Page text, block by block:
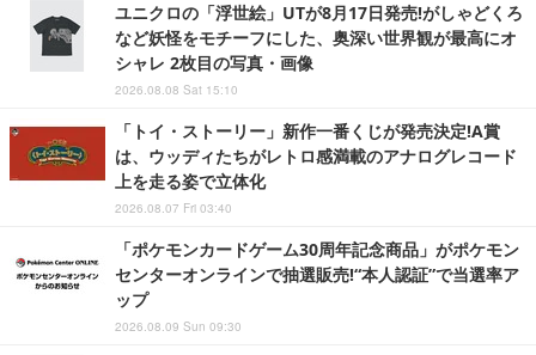
ユニクロの「浮世絵」UTが8月17日発売!がしゃどくろ
など妖怪をモチーフにした、奥深い世界観が最高にオ
シャレ 2枚目の写真・画像
2026.08.08 Sat 15:10
「トイ・ストーリー」新作一番くじが発売決定!A賞
は、ウッディたちがレトロ感満載のアナログレコード
上を走る姿で立体化
2026.08.07 Fri 03:40
「ポケモンカードゲーム30周年記念商品」がポケモン
センターオンラインで抽選販売!“本人認証”で当選率ア
ップ
2026.08.09 Sun 09:30